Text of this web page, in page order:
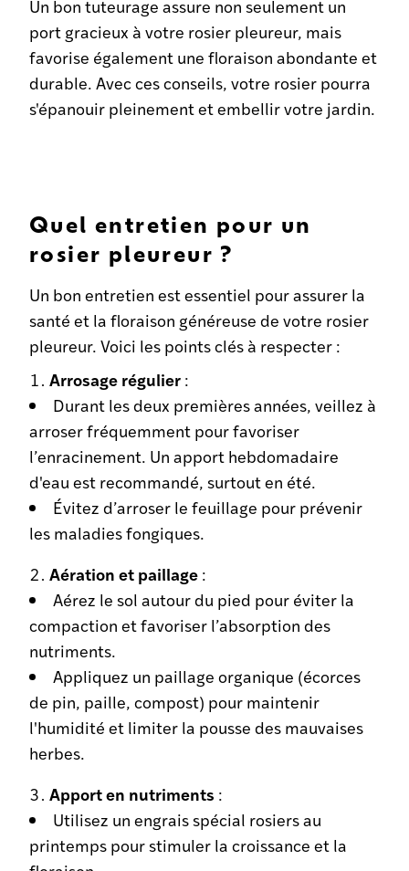
Un bon tuteurage assure non seulement un
port gracieux à votre rosier pleureur, mais
favorise également une floraison abondante et
durable. Avec ces conseils, votre rosier pourra
s'épanouir pleinement et embellir votre jardin.
Quel entretien pour un
rosier pleureur ?
Un bon entretien est essentiel pour assurer la
santé et la floraison généreuse de votre rosier
pleureur. Voici les points clés à respecter :
Arrosage régulier :
Durant les deux premières années, veillez à
arroser fréquemment pour favoriser
l’enracinement. Un apport hebdomadaire
d'eau est recommandé, surtout en été.
Évitez d’arroser le feuillage pour prévenir
les maladies fongiques.
Aération et paillage :
Aérez le sol autour du pied pour éviter la
compaction et favoriser l’absorption des
nutriments.
Appliquez un paillage organique (écorces
de pin, paille, compost) pour maintenir
l'humidité et limiter la pousse des mauvaises
herbes.
Apport en nutriments :
Utilisez un engrais spécial rosiers au
printemps pour stimuler la croissance et la